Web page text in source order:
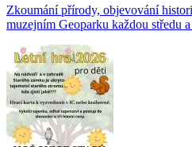
Zkoumání přírody, objevování
muzejním Geoparku každou středu